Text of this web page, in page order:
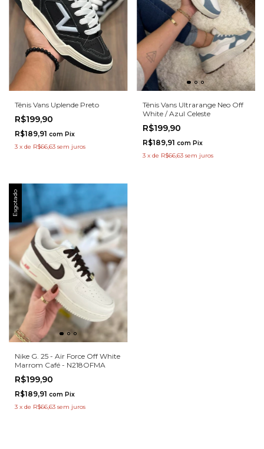
Tênis Vans Uplende Preto
R$199,90
R$189,91 com Pix
3 x de R$66,63 sem juros
Tênis Vans Ultrarange Neo Off
White / Azul Celeste
R$199,90
R$189,91 com Pix
3 x de R$66,63 sem juros
Esgotado
Nike G. 25 - Air Force Off White
Marrom Café - N218OFMA
R$199,90
R$189,91 com Pix
3 x de R$66,63 sem juros